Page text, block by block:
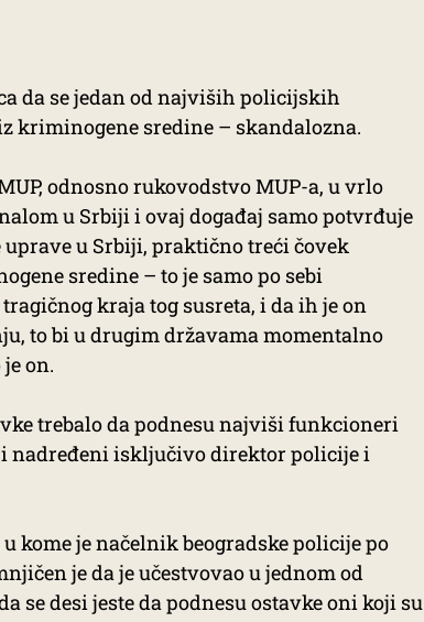
da se jedan od najviših policijskih
kriminogene sredine – skandalozna.
odnosno rukovodstvo MUP-a, u vrlo
u Srbiji i ovaj događaj samo potvrđuje
u Srbiji, praktično treći čovek
sredine – to je samo po sebi
kraja tog susreta, i da ih je on
to bi u drugim državama momentalno
on.
trebalo da podnesu najviši funkcioneri
nadređeni isključivo direktor policije i
kome je načelnik beogradske policije po
je da je učestvovao u jednom od
se desi jeste da podnesu ostavke oni koji su